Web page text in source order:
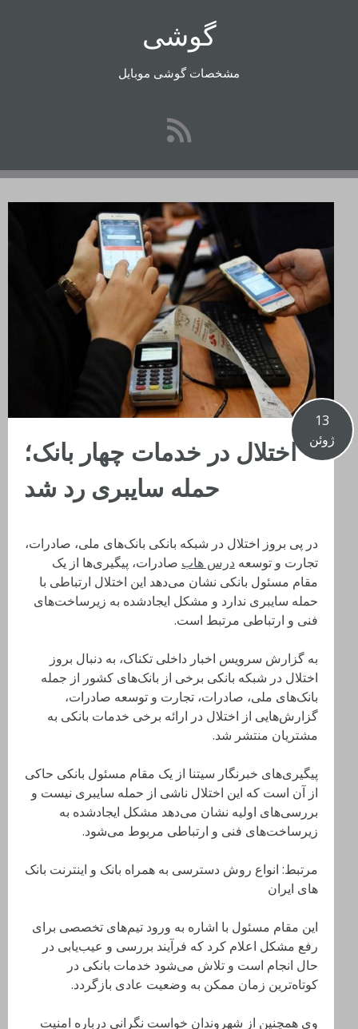
گوشی
مشخصات گوشی موبایل
13
ژوئن
اختلال در خدمات چهار بانک؛
حمله سایبری رد شد
در پی بروز اختلال در شبکه بانکی بانک‌های ملی، صادرات،
تجارت و توسعه درس هاب صادرات، پیگیری‌ها از یک
مقام مسئول بانکی نشان می‌دهد این اختلال ارتباطی با
حمله سایبری ندارد و مشکل ایجادشده به زیرساخت‌های
فنی و ارتباطی مرتبط است.
به گزارش سرویس اخبار داخلی تکناک، به دنبال بروز
اختلال در شبکه بانکی برخی از بانک‌های کشور از جمله
بانک‌های ملی، صادرات، تجارت و توسعه صادرات،
گزارش‌هایی از اختلال در ارائه برخی خدمات بانکی به
مشتریان منتشر شد.
پیگیری‌های خبرنگار سیتنا از یک مقام مسئول بانکی حاکی
از آن است که این اختلال ناشی از حمله سایبری نیست و
بررسی‌های اولیه نشان می‌دهد مشکل ایجادشده به
زیرساخت‌های فنی و ارتباطی مربوط می‌شود.
مرتبط: انواع روش دسترسی به همراه بانک و اینترنت بانک
های ایران
این مقام مسئول با اشاره به ورود تیم‌های تخصصی برای
رفع مشکل اعلام کرد که فرآیند بررسی و عیب‌یابی در
حال انجام است و تلاش می‌شود خدمات بانکی در
کوتاه‌ترین زمان ممکن به وضعیت عادی بازگردد.
وی همچنین از شهروندان خواست نگرانی درباره امنیت